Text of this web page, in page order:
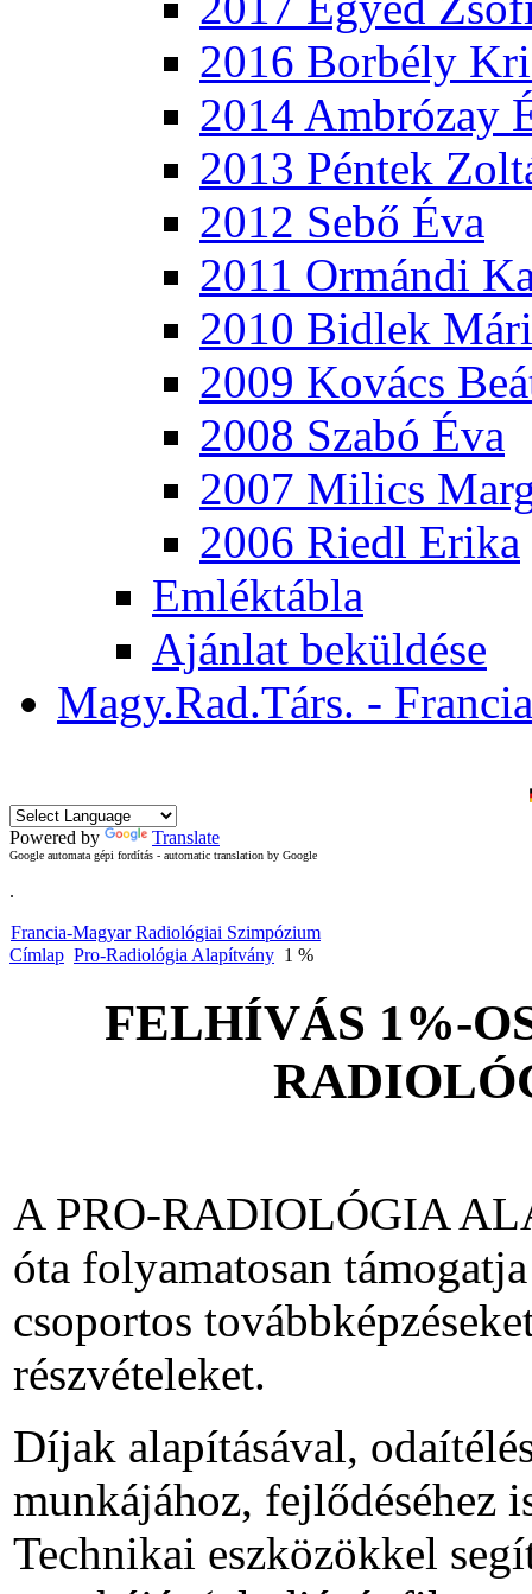
2016 Borbély
2014 Ambrózay
2013 Péntek
2012 Sebő Éva
2011 Ormándi
2010 Bidlek
2009 Kovács
2008 Szabó Éva
2007 Milics
2006 Riedl Erika
Emléktábla
Ajánlat beküldése
Magy.Rad.Társ. -
Powered by Translate
Google automata gépi fordítás - automatic translation by Google
.
Francia-Magyar Radiológiai Szimpózium
Címlap Pro-Radiológia Alapítvány 1 %
FELHÍVÁS 1%-
A PRO-RADIOLÓGIA
óta folyamatosan
csoportos
részvételeket.
Díjak alapításával,
munkájához,
Technikai eszközökkel